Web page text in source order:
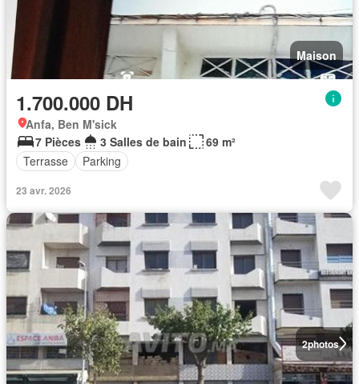
Maison
1.700.000 DH
Anfa, Ben M'sick
7 Pièces
3 Salles de bain
69 m²
Terrasse
Parking
23 avr. 2026
2photos